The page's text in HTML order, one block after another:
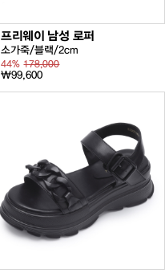
프리웨이 남성 로퍼
소가죽/블랙/2cm
44%178,000
₩99,600